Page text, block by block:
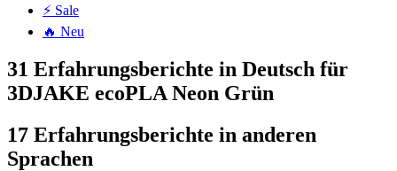
⚡ Sale
🔥 Neu
31 Erfahrungsberichte in Deutsch für
3DJAKE ecoPLA Neon Grün
17 Erfahrungsberichte in anderen
Sprachen